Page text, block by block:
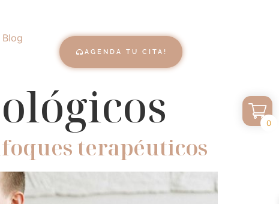
Blog
AGENDA TU CITA!
terapéuticos
0